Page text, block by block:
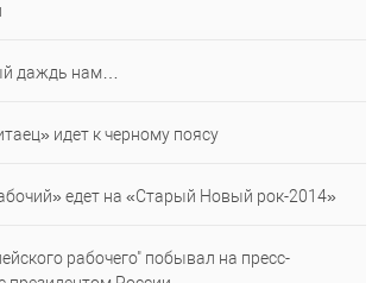
даждь нам…
идет к черному поясу
едет на «Старый Новый рок-2014»
рабочего" побывал на пресс-